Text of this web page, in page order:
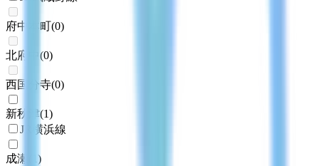
府中本町(0)
北府中 (0)
西国分寺(0)
新秋津(1)
JR横浜線
成瀬 )